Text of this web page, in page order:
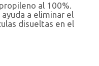
al 100%.
a eliminar el
disueltas en el